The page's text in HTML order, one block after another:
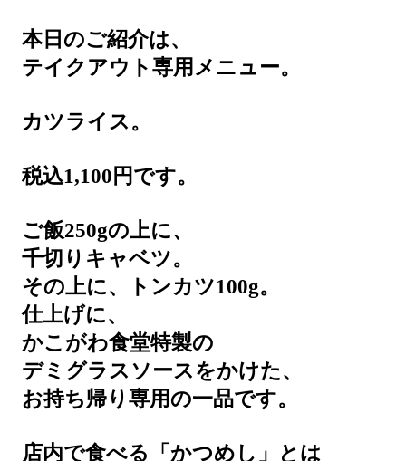
本日のご紹介は、
テイクアウト専用メニュー。
カツライス。
税込1,100円です。
ご飯250gの上に、
千切りキャベツ。
その上に、トンカツ100g。
仕上げに、
かこがわ食堂特製の
デミグラスソースをかけた、
お持ち帰り専用の一品です。
店内で食べる「かつめし」とは